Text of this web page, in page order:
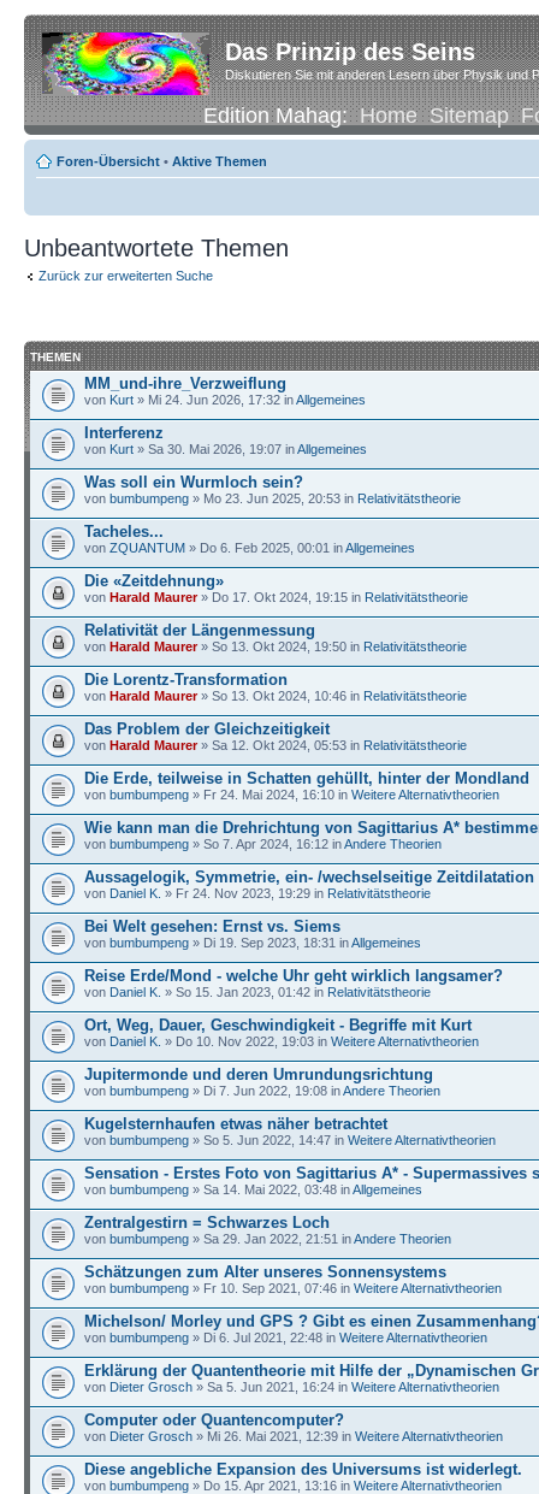
Das Prinzip des Seins
Diskutieren Sie mit anderen Lesern über Physik und
Edition Mahag:Home Sitemap
Foren-Übersicht • Aktive Themen
Unbeantwortete Themen
Zurück zur erweiterten Suche
THEMEN
MM_und-ihre_Verzweiflung
von Kurt » Mi 24. Jun 2026, 17:32 inAllgemeines
Interferenz
von Kurt » Sa 30. Mai 2026, 19:07 inAllgemeines
Was soll ein Wurmloch sein?
von bumbumpeng » Mo 23. Jun 2025, 20:53 in Relativitätstheorie
Tacheles...
von ZQUANTUM » Do 6. Feb 2025, 00:01 inAllgemeines
Die «Zeitdehnung»
von Harald Maurer» Do 17. Okt 2024, 19:15 in Relativitätstheorie
Relativität der Längenmessung
von Harald Maurer» So 13. Okt 2024, 19:50 in Relativitätstheorie
Die Lorentz-Transformation
von Harald Maurer» So 13. Okt 2024, 10:46 in Relativitätstheorie
Das Problem der Gleichzeitigkeit
von Harald Maurer» Sa 12. Okt 2024, 05:53 in Relativitätstheorie
Die Erde, teilweise in Schatten gehüllt, hinter der Mondland
von bumbumpeng » Fr 24. Mai 2024, 16:10 in Weitere Alternativtheorien
Wie kann man die Drehrichtung von Sagittarius A*
von bumbumpeng » So 7. Apr 2024, 16:12 inAndere Theorien
Aussagelogik, Symmetrie, ein- /wechselseitige Zeitdilatation
von Daniel K. » Fr 24. Nov 2023, 19:29 in Relativitätstheorie
Bei Welt gesehen: Ernst vs. Siems
von bumbumpeng » Di 19. Sep 2023, 18:31 inAllgemeines
Reise Erde/Mond - welche Uhr geht wirklich langsamer?
von Daniel K. » So 15. Jan 2023, 01:42 in Relativitätstheorie
Ort, Weg, Dauer, Geschwindigkeit - Begriffe mit Kurt
von Daniel K. » Do 10. Nov 2022, 19:03 in Weitere Alternativtheorien
Jupitermonde und deren Umrundungsrichtung
von bumbumpeng » Di 7. Jun 2022, 19:08 inAndere Theorien
Kugelsternhaufen etwas näher betrachtet
von bumbumpeng » So 5. Jun 2022, 14:47 in Weitere Alternativtheorien
Sensation - Erstes Foto von Sagittarius A* - Supermassives s
von bumbumpeng » Sa 14. Mai 2022, 03:48 inAllgemeines
Zentralgestirn = Schwarzes Loch
von bumbumpeng » Sa 29. Jan 2022, 21:51 inAndere Theorien
Schätzungen zum Alter unseres Sonnensystems
von bumbumpeng » Fr 10. Sep 2021, 07:46 in Weitere Alternativtheorien
Michelson/ Morley und GPS ? Gibt es einen
von bumbumpeng » Di 6. Jul 2021, 22:48 in Weitere Alternativtheorien
Erklärung der Quantentheorie mit Hilfe der „Dynamischen
von Dieter Grosch » Sa 5. Jun 2021, 16:24 in Weitere Alternativtheorien
Computer oder Quantencomputer?
von Dieter Grosch » Mi 26. Mai 2021, 12:39 in Weitere Alternativtheorien
Diese angebliche Expansion des Universums ist widerlegt.
von bumbumpeng » Do 15. Apr 2021, 13:16 in Weitere Alternativtheorien